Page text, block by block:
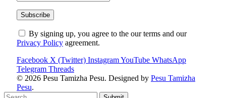
By signing up, you agree to the our terms and our
Privacy Policy agreement.
Facebook X (Twitter) InstagramYouTube WhatsApp
Telegram Threads
© 2026 Pesu Tamizha Pesu. Designed by Pesu Tamizha
Pesu.